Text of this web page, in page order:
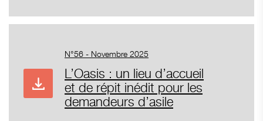
N°56 - Novembre 2025
L’Oasis : un lieu d’accueil
et de répit inédit pour les
demandeurs d’asile